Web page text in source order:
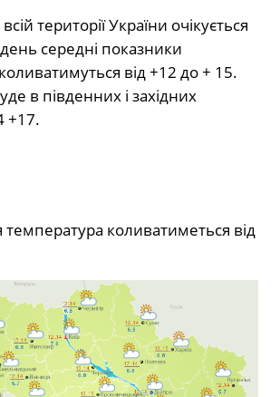
території України очікується
середні показники
від +12 до + 15.
в південних і західних
+17.
температура коливатиметься від